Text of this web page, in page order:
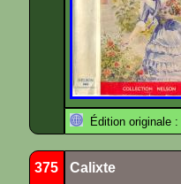
Édition originale :
375 Calixte